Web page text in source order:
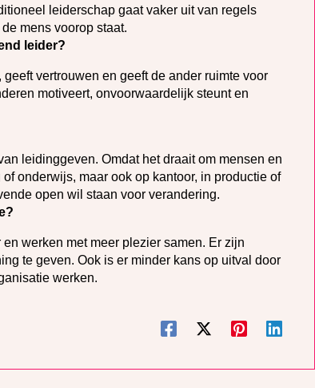
leiderschap gaat vaker uit van regels
mens voorop staat.
leider?
vertrouwen en geeft de ander ruimte voor
motiveert, onvoorwaardelijk steunt en
leidinggeven. Omdat het draait om mensen en
onderwijs, maar ook op kantoor, in productie of
open wil staan voor verandering.
werken met meer plezier samen. Er zijn
te geven. Ook is er minder kans op uitval door
werken.